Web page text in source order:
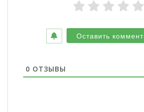
0 ОТЗЫВЫ